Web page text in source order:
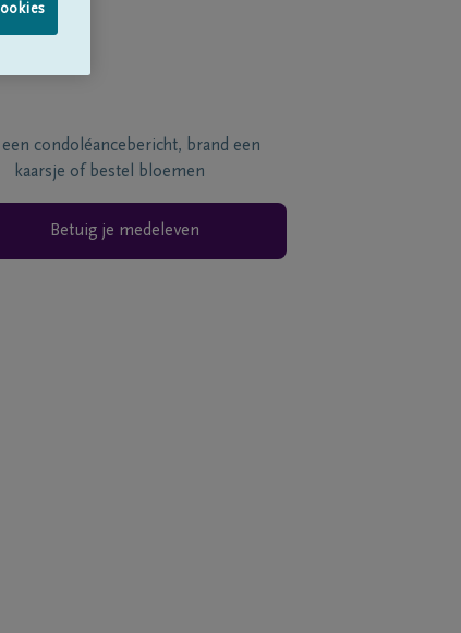
condoléancebericht, brand een
kaarsje of bestel bloemen
Betuig je medeleven